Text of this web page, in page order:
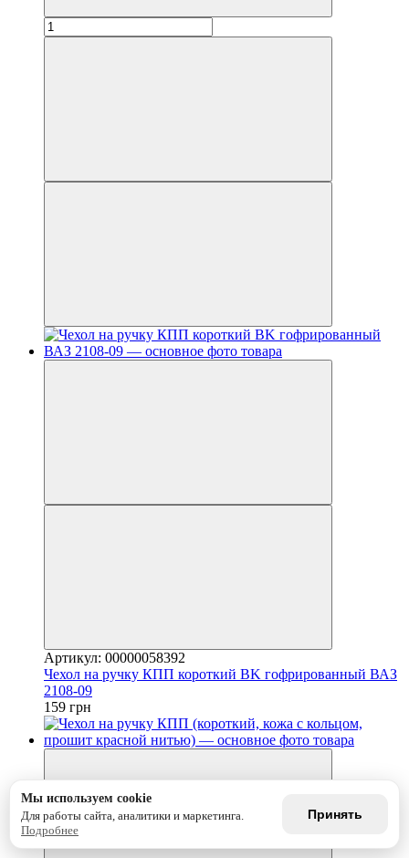
Артикул: 00000058392
Чехол на ручку КПП короткий BK гофрированный ВАЗ
2108-09
159 грн
Мы используем cookie
Для работы сайта, аналитики и маркетинга.
Подробнее
Принять